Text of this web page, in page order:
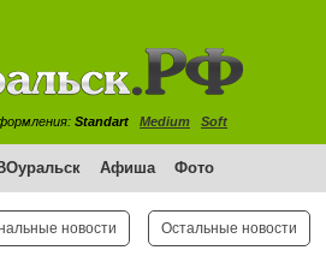
Standart Medium Soft
Афиша Фото
новости Остальные новости